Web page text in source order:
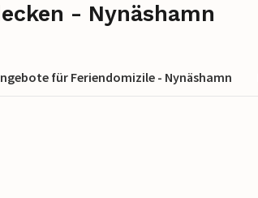
- Nynäshamn
für Feriendomizile - Nynäshamn